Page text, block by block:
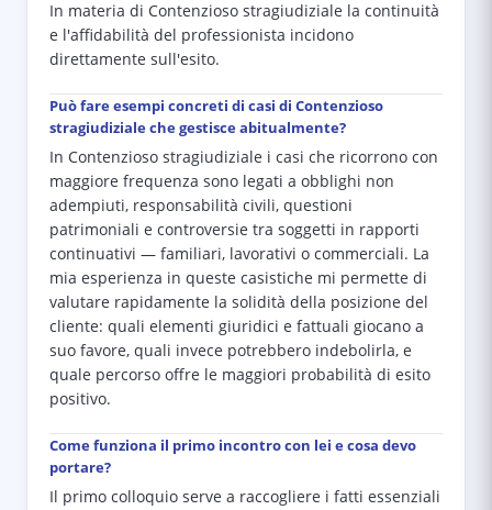
In materia di Contenzioso stragiudiziale la continuità
e l'affidabilità del professionista incidono
direttamente sull'esito.
Può fare esempi concreti di casi di Contenzioso
stragiudiziale che gestisce abitualmente?
In Contenzioso stragiudiziale i casi che ricorrono con
maggiore frequenza sono legati a obblighi non
adempiuti, responsabilità civili, questioni
patrimoniali e controversie tra soggetti in rapporti
continuativi — familiari, lavorativi o commerciali. La
mia esperienza in queste casistiche mi permette di
valutare rapidamente la solidità della posizione del
cliente: quali elementi giuridici e fattuali giocano a
suo favore, quali invece potrebbero indebolirla, e
quale percorso offre le maggiori probabilità di esito
positivo.
Come funziona il primo incontro con lei e cosa devo
portare?
Il primo colloquio serve a raccogliere i fatti essenziali